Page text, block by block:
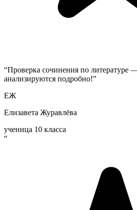
“Проверка сочинения по литературе
анализируются подробно!”
ЕЖ
Елизавета Журавлёва
ученица 10 класса
“